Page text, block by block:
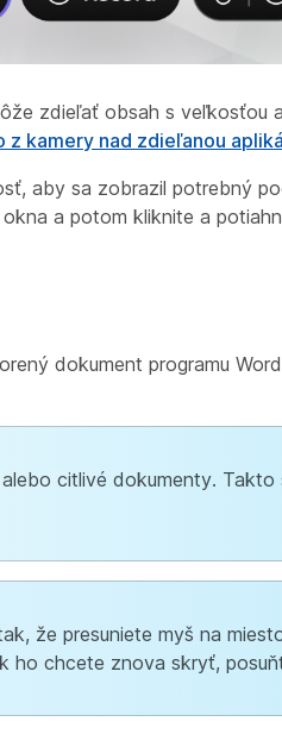
zdieľať obsah s veľkosťou
z kamery nad zdieľanou
aby sa zobrazil potrebný
a potom kliknite a
dokument programu
citlivé dokumenty. Takto
že presuniete myš na
ho chcete znova skryť,